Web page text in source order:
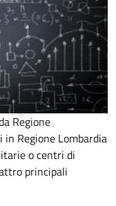
Regione
Regione Lombardia
o centri di
principali